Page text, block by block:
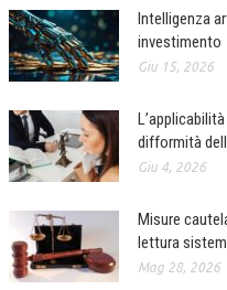
Intelligenza
investimento
Giu 15, 2026
difformità
Giu 4, 2026
Misure
lettura
Mag 28, 2026